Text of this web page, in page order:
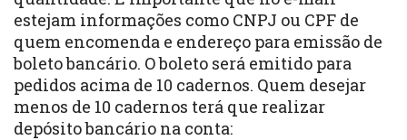
estejam informações como CNPJ ou CPF de
quem encomenda e endereço para emissão de
boleto bancário. O boleto será emitido para
pedidos acima de 10 cadernos. Quem desejar
menos de 10 cadernos terá que realizar
depósito bancário na conta: